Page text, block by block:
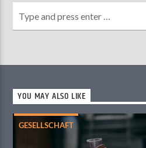
YOU MAY ALSO LIKE
GESELLSCHAFT